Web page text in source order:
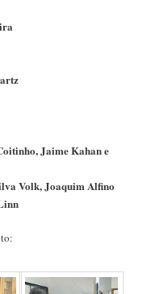
Jaime Kahan e
Volk, Joaquim Alfino